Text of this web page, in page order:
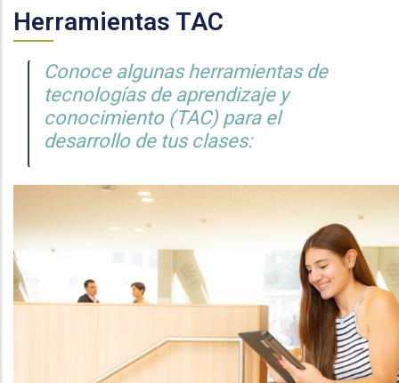
Herramientas TAC
Conoce algunas herramientas de
tecnologías de aprendizaje y
conocimiento (TAC) para el
desarrollo de tus clases: